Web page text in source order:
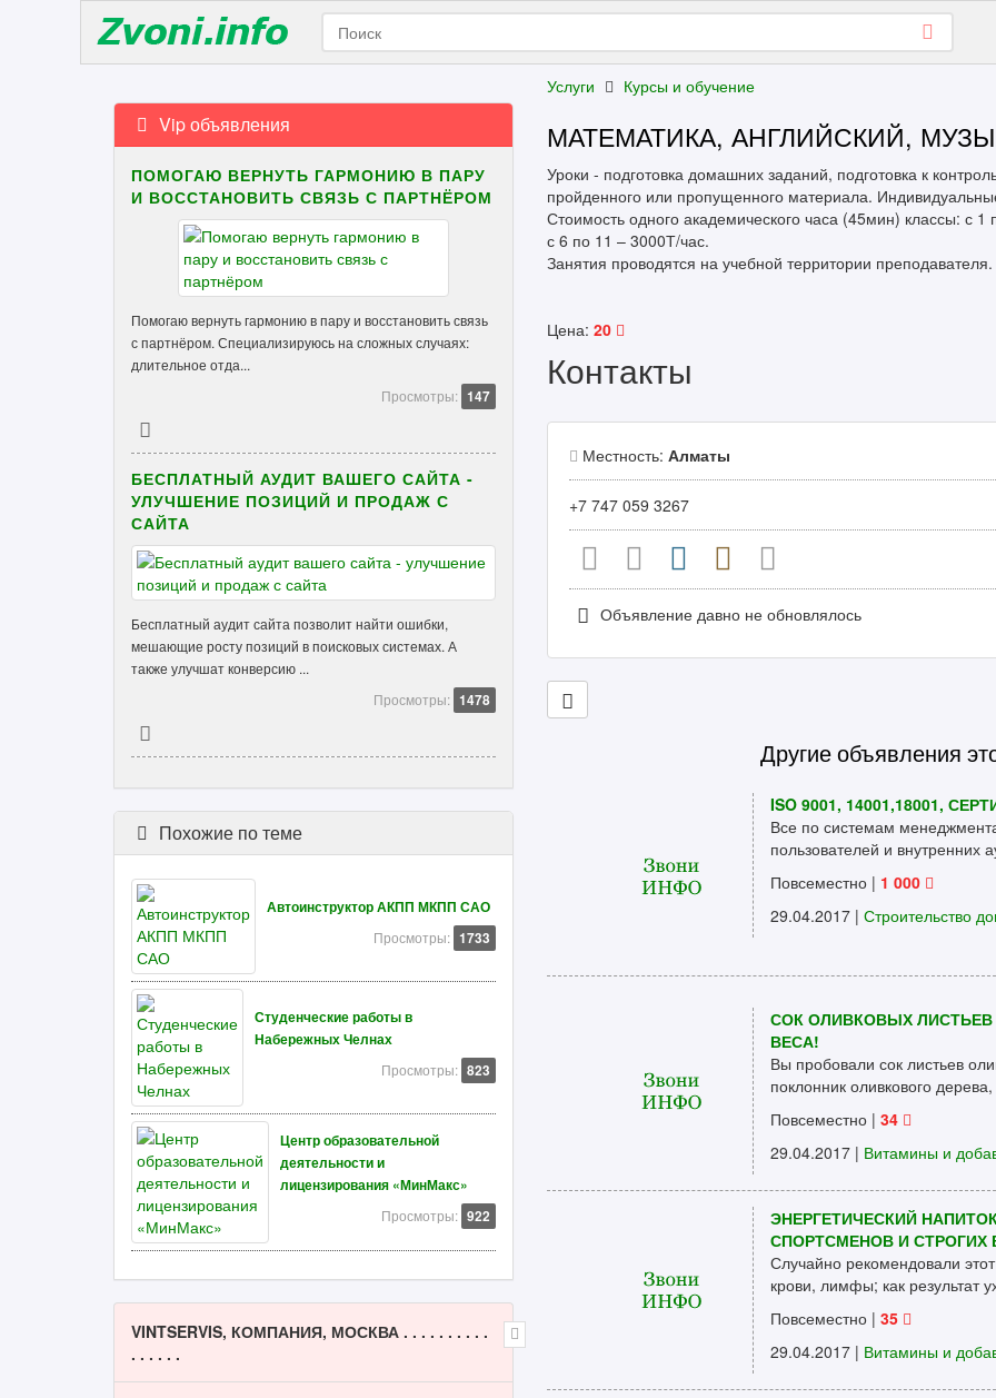
Услуги Курсы и обучение
МАТЕМАТИКА, АНГЛИЙСКИЙ,
Уроки - подготовка домашних заданий, подготовка к
пройденного или пропущенного материала.
Стоимость одного академического часа (45мин) классы: с 1
с 6 по 11 – 3000Т/час.
Занятия проводятся на учебной территории преподавателя.
Цена: 20
Контакты
Местность: Алматы
+7 747 059 3267
Объявление давно не обновлялось
Другие объявления
ISO 9001, 14001,18001,
Все по системам
пользователей и внутренних
Повсеместно | 1 000
29.04.2017 | Строительство
СОК ОЛИВКОВЫХ
ВЕСА!
Вы пробовали сок листьев
поклонник оливкового
Повсеместно | 34
29.04.2017 | Витамины и
ЭНЕРГЕТИЧЕСКИЙ
СПОРТСМЕНОВ И СТРОГИХ
Случайно рекомендовали
крови, лимфы; как результат
Повсеместно | 35
29.04.2017 | Витамины и
Vip объявления
ПОМОГАЮ ВЕРНУТЬ ГАРМОНИЮ В ПАРУ
И ВОССТАНОВИТЬ СВЯЗЬ С ПАРТНЁРОМ
Помогаю вернуть гармонию в пару и восстановить связь
с партнёром. Специализируюсь на сложных случаях:
длительное отда...
Просмотры: 147
БЕСПЛАТНЫЙ АУДИТ ВАШЕГО САЙТА -
УЛУЧШЕНИЕ ПОЗИЦИЙ И ПРОДАЖ С
САЙТА
Бесплатный аудит сайта позволит найти ошибки,
мешающие росту позиций в поисковых системах. А
также улучшат конверсию ...
Просмотры: 1478
Похожие по теме
Автоинструктор АКПП МКПП САО
Просмотры: 1733
Студенческие работы в
Набережных Челнах
Просмотры: 823
Центр образовательной
деятельности и
лицензирования «МинМакс»
Просмотры: 922
VINTSERVIS, КОМПАНИЯ, МОСКВА . . . . . . . . . .
. . . . . .